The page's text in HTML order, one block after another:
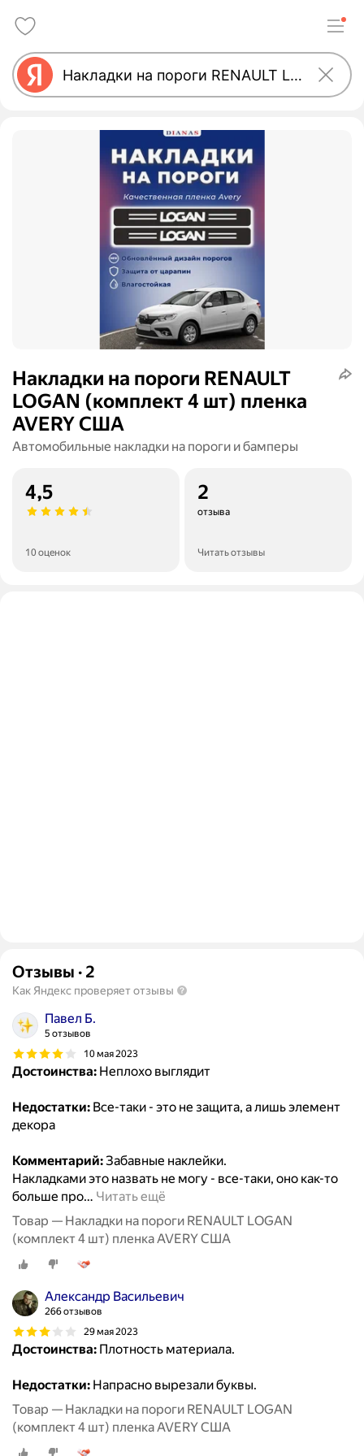
Накладки на пороги RENAULT
LOGAN (комплект 4 шт) пленка
AVERY США
Автомобильные накладки на пороги и бамперы
4,5
10 оценок
2
отзыва
Читать отзывы
Отзывы · 2
Как Яндекс проверяет отзывы
Павел Б.
5 отзывов
10 мая 2023
Достоинства: Неплохо выглядит
Недостатки: Все-таки - это не защита, а лишь элемент
декора
Комментарий:Забавные наклейки.
Накладками это назвать не могу - все-таки, оно как-то
больше про… Читать ещё
Товар — Накладки на пороги RENAULT LOGAN
(комплект 4 шт) пленка AVERY США
Александр Васильевич
266 отзывов
29 мая 2023
Достоинства: Плотность материала.
Недостатки: Напрасно вырезали буквы.
Товар — Накладки на пороги RENAULT LOGAN
(комплект 4 шт) пленка AVERY США